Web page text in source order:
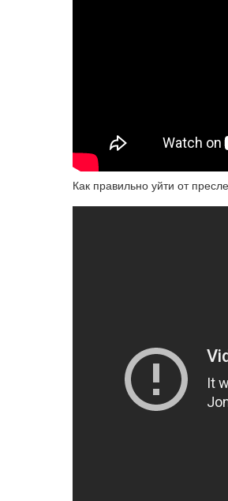
Как правильно уйти от